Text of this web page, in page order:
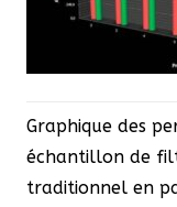
Graphique des
échantillon de
traditionnel en